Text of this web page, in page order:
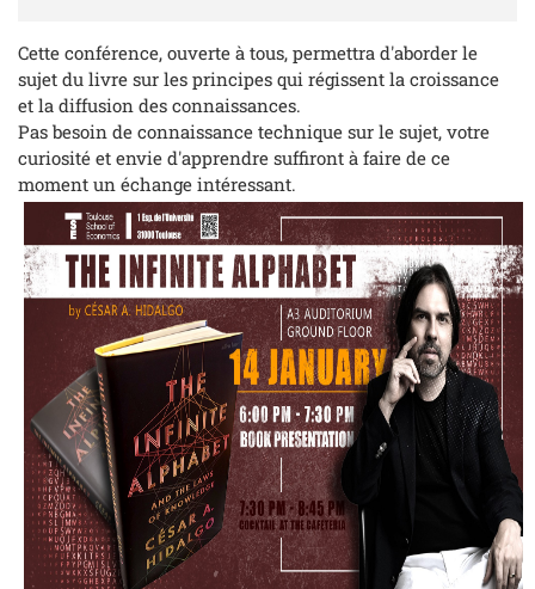
Cette conférence, ouverte à tous, permettra d'aborder le
sujet du livre sur les principes qui régissent la croissance
et la diffusion des connaissances.
Pas besoin de connaissance technique sur le sujet, votre
curiosité et envie d'apprendre suffiront à faire de ce
moment un échange intéressant.